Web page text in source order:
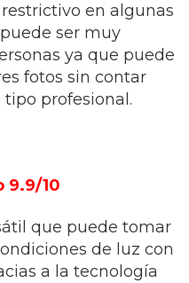
en algunas
ser muy
ya que puede
fotos sin contar
profesional.
9.9/10
que puede tomar
de luz con
a la tecnología